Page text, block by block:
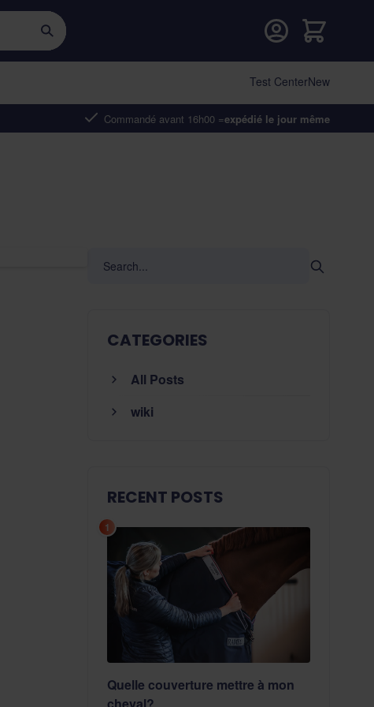
Commandé avant 16h00 =expédié le jour même
Cart
Test CenterNew
CATEGORIES
All Posts
wiki
RECENT POSTS
1
Quelle couverture mettre à mon